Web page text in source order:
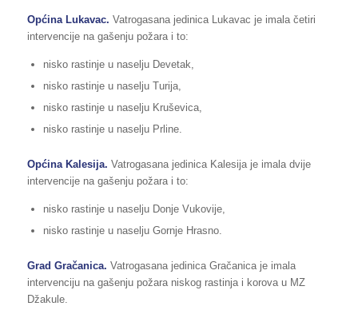
Općina Lukavac. Vatrogasana jedinica Lukavac je imala četiri
intervencije na gašenju požara i to:
nisko rastinje u naselju Devetak,
nisko rastinje u naselju Turija,
nisko rastinje u naselju Kruševica,
nisko rastinje u naselju Prline.
Općina Kalesija. Vatrogasana jedinica Kalesija je imala dvije
intervencije na gašenju požara i to:
nisko rastinje u naselju Donje Vukovije,
nisko rastinje u naselju Gornje Hrasno.
Grad Gračanica. Vatrogasana jedinica Gračanica je imala
intervenciju na gašenju požara niskog rastinja i korova u MZ
Džakule.